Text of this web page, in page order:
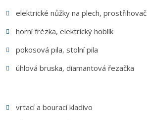
elektrické nůžky na plech, prostřihovač
horní frézka, elektrický hoblík
pokosová pila, stolní pila
úhlová bruska, diamantová řezačka
vrtací a bourací kladivo